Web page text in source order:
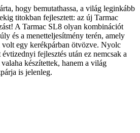
hogy bemutathassa, a világ leginkább
titokban fejlesztett: az új Tarmac
A Tarmac SL8 olyan kombinációt
és a menetteljesítmény terén, amely
volt egy kerékpárban ötvözve. Nyolc
fejlesztés után ez nemcsak a
készítettek, hanem a világ
is jelenleg.